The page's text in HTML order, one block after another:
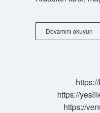
Devamını okuyun
https://
https://